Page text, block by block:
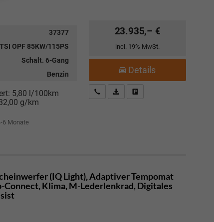
37377
OPF 85KW/115PS
Schalt. 6-Gang
Benzin
5,80 l/100km
g/km
6 Monate
23.935,– €
incl. 19% MwSt.
Details
Kostenloser Rückruf-Service
PDF-Datei, Fahrzeugexposé
(IQ Light), Adaptiver Tempomat
Klima, M-Lederlenkrad, Digitales